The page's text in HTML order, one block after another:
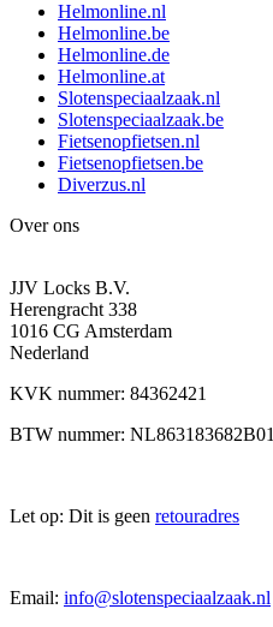
Helmonline.nl
Helmonline.be
Helmonline.de
Helmonline.at
Slotenspeciaalzaak.nl
Slotenspeciaalzaak.be
Fietsenopfietsen.nl
Fietsenopfietsen.be
Diverzus.nl
Over ons
JJV Locks B.V.
Herengracht 338
1016 CG Amsterdam
Nederland
KVK nummer: 84362421
BTW nummer: NL863183682B01
Let op: Dit is geen retouradres
Email: info@slotenspeciaalzaak.nl